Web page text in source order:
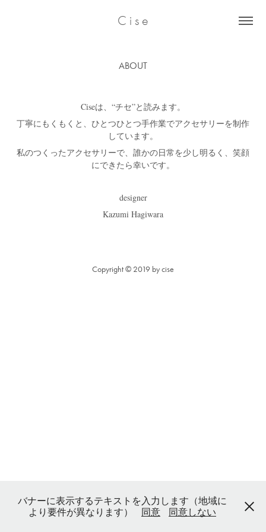
C i s e
ABOUT
Ciseは、“チセ”と読みます。
丁寧にもくもくと、ひとつひとつ手作業でアクセサリーを制作
しています。
私のつくったアクセサリーで、誰かの日常を少し明るく、笑顔
にできたら幸いです。
designer
Kazumi Hagiwara
Copyright © 2019 by cise
バナーに表示するテキストを入力します（地域に
より要件が異なります）
同意 同意しない